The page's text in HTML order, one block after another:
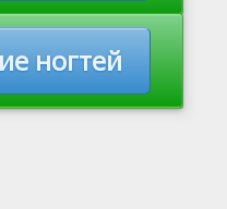
ногтей